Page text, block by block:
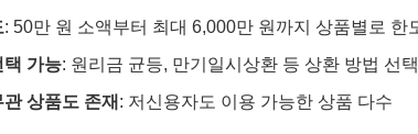
: 50만 원 소액부터 최대 6,000만 원까지 상품별로 한
택 가능: 원리금 균등, 만기일시상환 등 상환 방법 선
상품도 존재 : 저신용자도 이용 가능한 상품 다수